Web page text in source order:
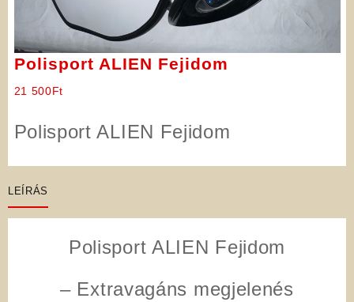
Polisport ALIEN Fejidom
21 500Ft
Polisport ALIEN Fejidom
LEÍRÁS
Polisport ALIEN Fejidom
– Extravagáns megjelenés